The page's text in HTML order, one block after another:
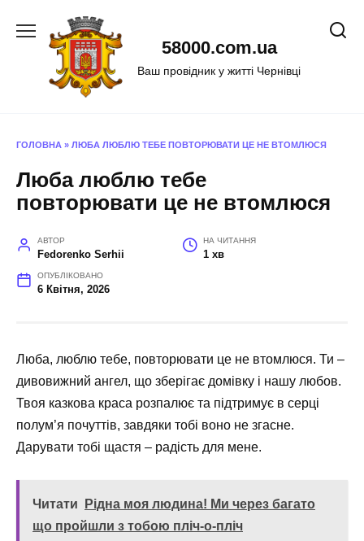
58000.com.ua
Ваш провідник у житті Чернівці
ГОЛОВНА » ЛЮБА ЛЮБЛЮ ТЕБЕ ПОВТОРЮВАТИ ЦЕ НЕ ВТОМЛЮСЯ
Люба люблю тебе
повторювати це не втомлюся
АВТОР
Fedorenko Serhii
НА ЧИТАННЯ
1 хв
ОПУБЛІКОВАНО
6 Квітня, 2026
Люба, люблю тебе, повторювати це не втомлюся. Ти –
дивовижний ангел, що зберігає домівку і нашу любов.
Твоя казкова краса розпалює та підтримує в серці
полум’я почуттів, завдяки тобі воно не згасне.
Дарувати тобі щастя – радість для мене.
Читати
Рідна моя людина! Ми через багато
що пройшли з тобою пліч-о-пліч